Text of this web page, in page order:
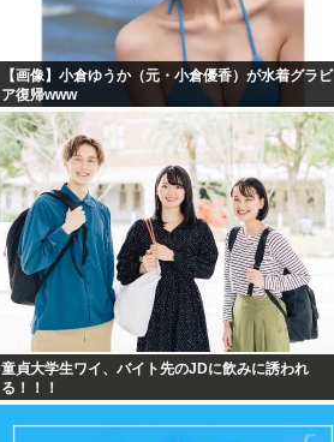
【画像】小倉ゆうか（元・小倉優香）が水着グラビ
ア復帰www
童貞大学生ワイ、バイト先のJDに飲みに誘われ
る！！！